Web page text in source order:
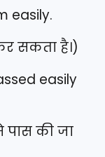
easily.
सकता है।)
easily
पास की जा